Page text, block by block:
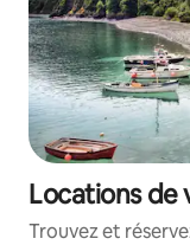
Locations de
Trouvez et